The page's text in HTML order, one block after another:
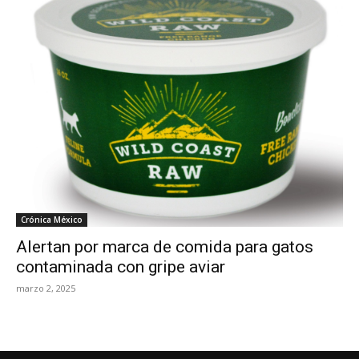
Crónica México
Alertan por marca de comida para gatos
contaminada con gripe aviar
marzo 2, 2025